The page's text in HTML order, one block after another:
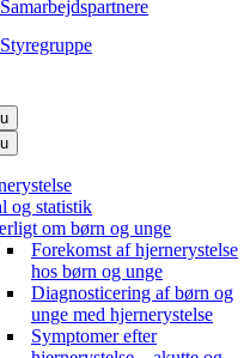
Samarbejdspartnere
Styregruppe
og statistik
om børn og unge
Forekomst af hjernerystelse
hos børn og unge
Diagnosticering af børn og
unge med hjernerystelse
Symptomer efter